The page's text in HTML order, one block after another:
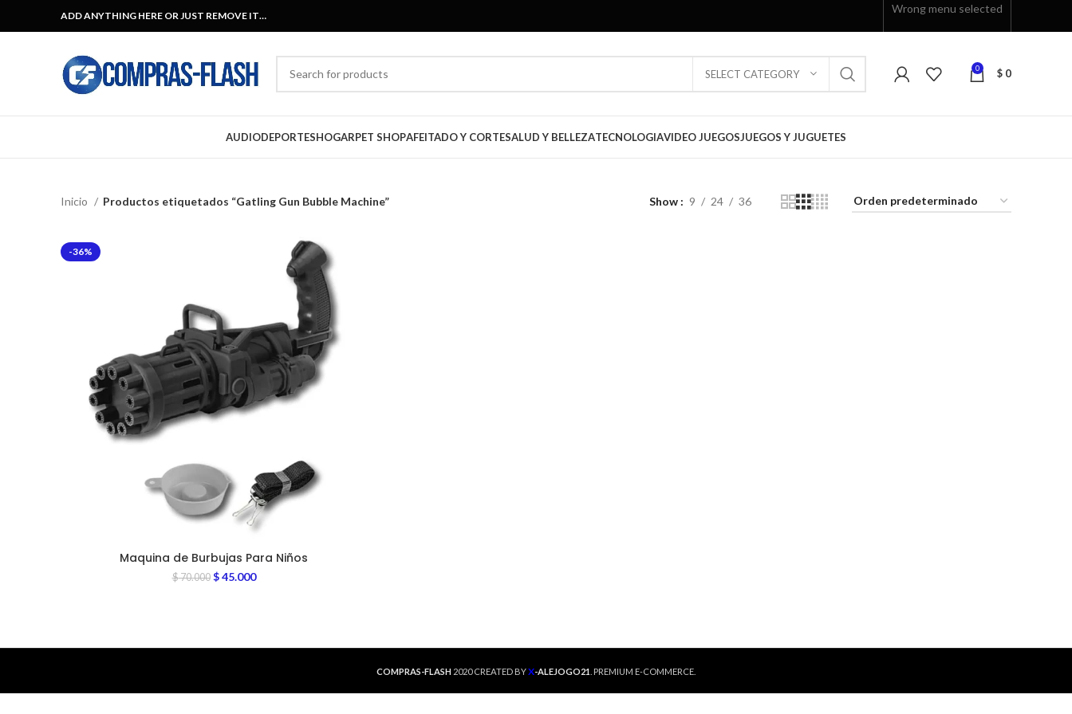
ADD ANYTHING HERE OR JUST REMOVE IT…
Wrong menu selected
SELECT CATEGORY 0 $ 0
AUDIODEPORTESHOGARPET SHOPAFEITADO Y CORTESALUD Y BELLEZATECNOLOGIAVIDEO JUEGOSJUEGOS Y JUGUETES
Inicio Productos etiquetados “Gatling Gun Bubble Machine” Show 9 24 36
-36%
Maquina de Burbujas Para Niños
$70.000 $45.000
COMPRAS-FLASH 2020 CREATED BYX-ALEJOGO21 . PREMIUM E-COMMERCE.